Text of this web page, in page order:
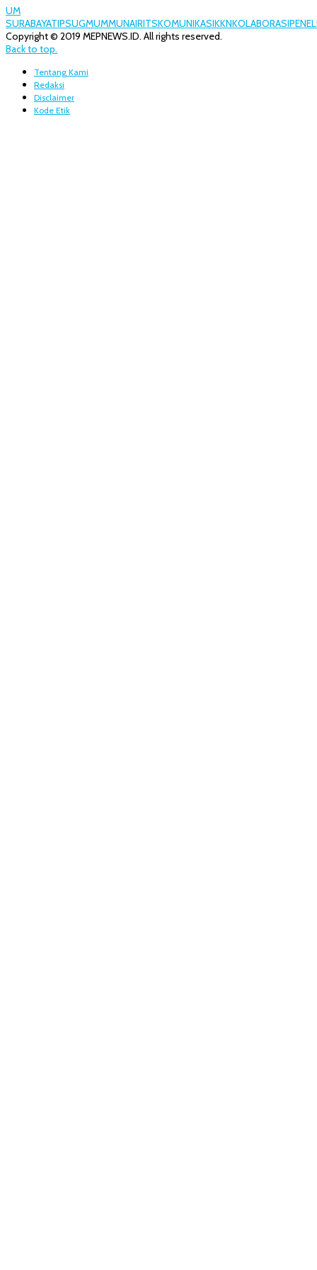
UM
SURABAYATIPSUGMUMMUNAIRITSKOMUNIKASIKKNKOLABORASI
Copyright © 2019 MEPNEWS.ID. All rights reserved.
Back to top.
Tentang Kami
Redaksi
Disclaimer
Kode Etik